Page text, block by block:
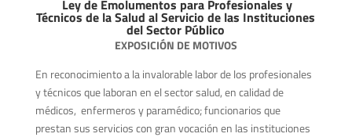
Ley de Emolumentos para Profesionales y
Técnicos de la Salud al Servicio de las Instituciones
del Sector Público
EXPOSICIÓN DE MOTIVOS
En reconocimiento a la invalorable labor de los profesionales
y técnicos que laboran en el sector salud, en calidad de
médicos, enfermeros y paramédico; funcionarios que
prestan sus servicios con gran vocación en las instituciones